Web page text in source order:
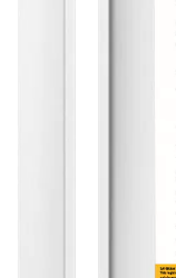
nature, santé,
services de
parfum à la
de production
ce jour, l'entreprise
uniques et plus de
clients du monde
des diffuseurs à
huiles essentielles,
articles de